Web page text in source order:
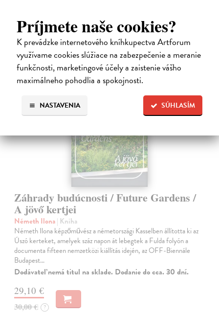
Príjmete naše cookies?
K prevádzke internetového kníhkupectva Artforum
využívame cookies slúžiace na zabezpečenie a meranie
funkčnosti, marketingové účely a zaistenie vášho
maximálneho pohodlia a spokojnosti.
SÚHLASÍM
NASTAVENIA
16,19 €
16,69 € ?
Záhrady budúcnosti / Future Gardens /
A jövő kertjei
Németh Ilona| Kniha
Németh Ilona képzőművész a németországi Kasselben állította ki az
Úszó kerteket, amelyek száz napon át lebegtek a Fulda folyón a
documenta fifteen nemzetközi kiállítás idején, az OFF-Biennále
Budapest…
Dodávateľ nemá titul na sklade. Dodanie do cca. 30 dní.
29,10 €
30,00 € ?